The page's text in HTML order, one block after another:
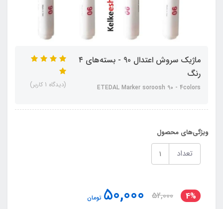
ماژیک سروش اعتدال 90 - بسته‌های ۴
رنگ
ETEDAL Marker soroosh 90 - 4colors (دیدگاه 1 کاربر)
ویژگی‌های محصول
تعداد
4%
52,000
50,000 تومان